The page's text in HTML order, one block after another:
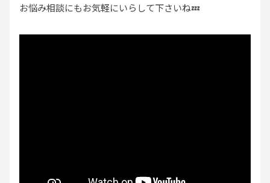
お悩み相談にもお気軽にいらして下さいね💤